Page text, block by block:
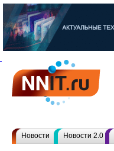
Новости Новости 2.0